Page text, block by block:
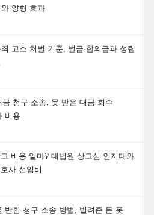
와 양형 효과
고소 처벌 기준, 벌금·합의금과 성립
금 청구 소송, 못 받은 대금 회수
비용
비용 얼마? 대법원 상고심 인지대와
사 선임비
반환 청구 소송 방법, 빌려준 돈 못